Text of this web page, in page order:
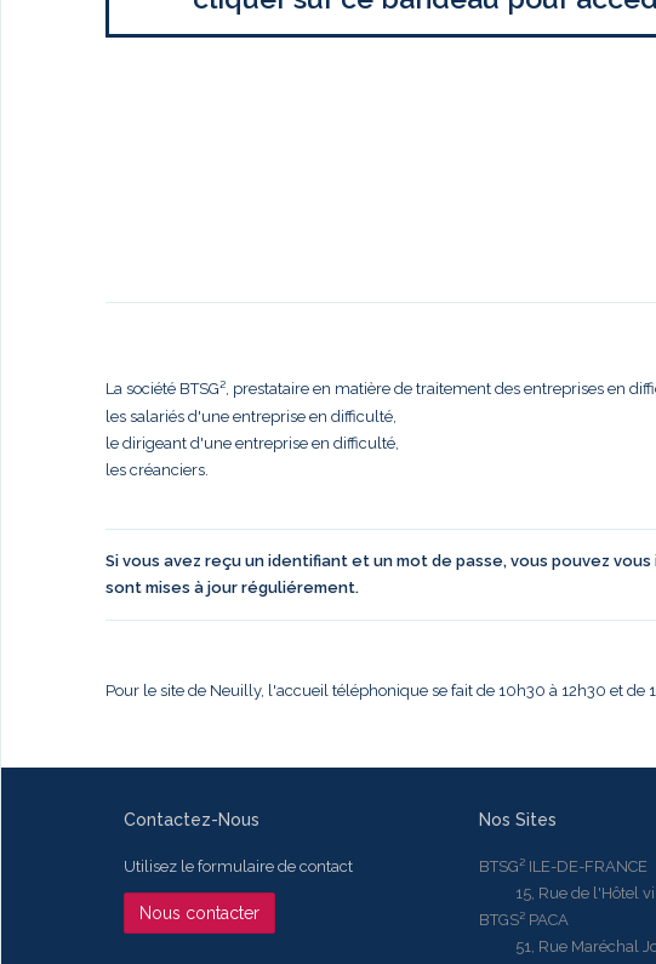
La société BTSG², prestataire en matière de traitement des entreprises en
les salariés d'une entreprise en difficulté,
le dirigeant d'une entreprise en difficulté,
les créanciers.
Si vous avez reçu un identifiant et un mot de passe, vous pouvez
sont mises à jour réguliérement.
Pour le site de Neuilly, l'accueil téléphonique se fait de 10h30 à 12h30 et de
Contactez-Nous
Utilisez le formulaire de contact
Nous contacter
Nos Sites
BTSG² ILE-DE-FRANCE
15, Rue de l'Hôtel
BTGS² PACA
51, Rue Maréchal